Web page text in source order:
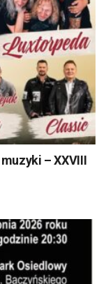
– XXVIII